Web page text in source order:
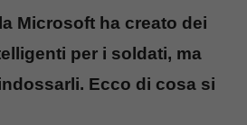
Microsoft ha creato dei
per i soldati, ma
Ecco di cosa si